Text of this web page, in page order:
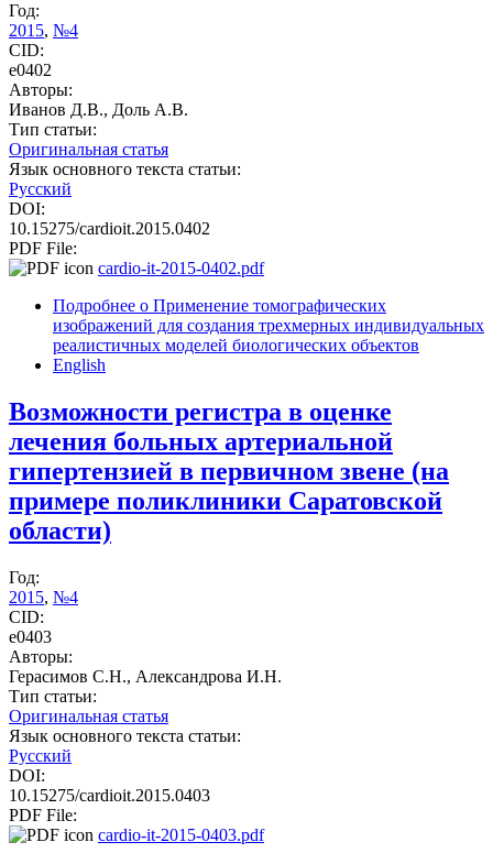
Год:
2015, №4
CID:
e0402
Авторы:
Иванов Д.В., Доль А.В.
Тип статьи:
Оригинальная статья
Язык основного текста статьи:
Русский
DOI:
10.15275/cardioit.2015.0402
PDF File:
cardio-it-2015-0402.pdf
Подробнее о Применение томографических
изображений для создания трехмерных индивидуальных
реалистичных моделей биологических объектов
English
Возможности регистра в оценке
лечения больных артериальной
гипертензией в первичном звене (на
примере поликлиники Саратовской
области)
Год:
2015, №4
CID:
e0403
Авторы:
Герасимов С.Н., Александрова И.Н.
Тип статьи:
Оригинальная статья
Язык основного текста статьи:
Русский
DOI:
10.15275/cardioit.2015.0403
PDF File:
cardio-it-2015-0403.pdf